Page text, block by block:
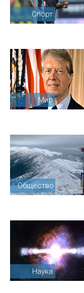
Спорт
Мир
Общество
Наука